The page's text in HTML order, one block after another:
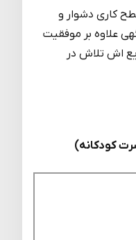
کاری دشوار و
علاوه بر موفقیت
اش تلاش در